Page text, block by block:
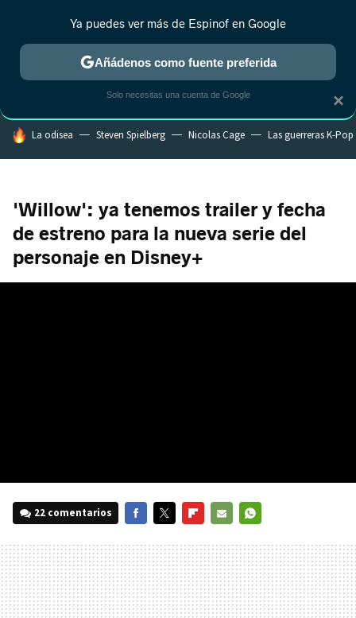
ESTRENOS REALITY ANIME RANKINGS CINE
HOY SE HABLA DE
La odisea Steven Spielberg Nicolas Cage Las guerreras K-Pop
'Willow': ya tenemos trailer y fecha
de estreno para la nueva serie del
personaje en Disney+
22 comentarios
MAIL
×
Ya puedes ver más de Espinof en Google
Añádenos como fuente preferida
Solo necesitas una cuenta de Google